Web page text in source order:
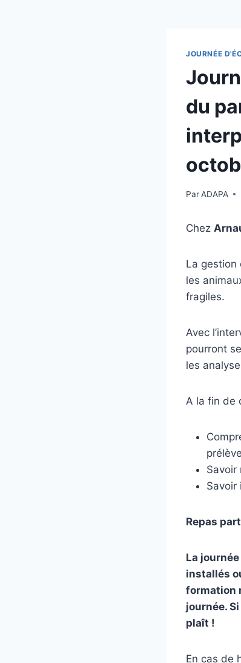
JOURNÉE
du
ParADAPA
Chez
La gestion
les
fragiles.
Avec
pourront
les
A la fin de
Savoir
Savoir
Repas
La journée
installés
formation
journée.
plaît !
En cas de